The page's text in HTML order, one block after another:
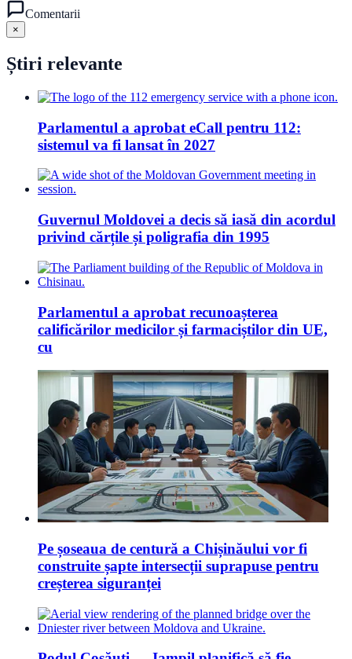
Comentarii
×
Știri relevante
Parlamentul a aprobat eCall pentru 112:
sistemul va fi lansat în 2027
Guvernul Moldovei a decis să iasă din acordul
privind cărțile și poligrafia din 1995
Parlamentul a aprobat recunoașterea
calificărilor medicilor și farmaciștilor din UE,
cu
Pe șoseaua de centură a Chișinăului vor fi
construite șapte intersecții suprapuse pentru
creșterea siguranței